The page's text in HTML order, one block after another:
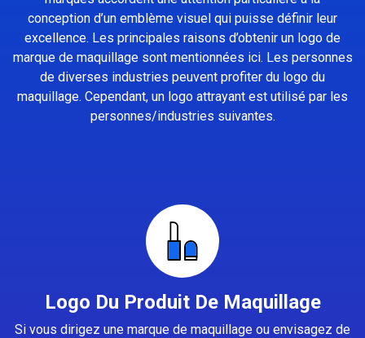
conception d’un emblème visuel qui puisse définir leur
excellence. Les principales raisons d’obtenir un logo de
marque de maquillage sont mentionnées ici. Les personnes
de diverses industries peuvent profiter du logo du
maquillage. Cependant, un logo attrayant est utilisé par les
personnes/industries suivantes.
Logo Du Produit De Maquillage
Si vous dirigez une marque de maquillage ou envisagez de